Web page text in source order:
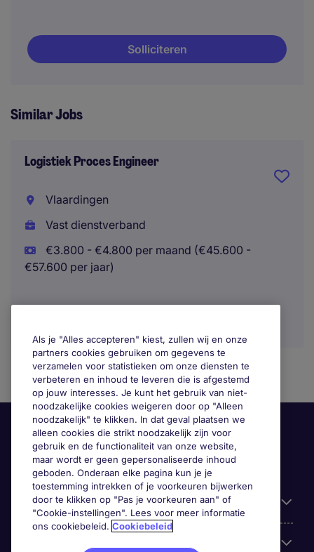
Solliciteren
Similar Jobs
Logistiek Proces Engineer
Vlaardingen
Vast dienstverband
€3.800 - €4.800 per maand (€45.600 -
€57.600 per jaar)
Handige informatie
Als je "Alles accepteren" kiest, zullen wij en onze
partners cookies gebruiken om gegevens te
verzamelen voor statistieken om onze diensten te
verbeteren en inhoud te leveren die is afgestemd
op jouw interesses. Je kunt het gebruik van niet-
noodzakelijke cookies weigeren door op "Alleen
noodzakelijk" te klikken. In dat geval plaatsen we
alleen cookies die strikt noodzakelijk zijn voor
gebruik en de functionaliteit van onze website,
maar wordt er geen gepersonaliseerde inhoud
geboden. Onderaan elke pagina kun je je
toestemming intrekken of je voorkeuren bijwerken
door te klikken op "Pas je voorkeuren aan" of
"Cookie-instellingen". Lees voor meer informatie
ons cookiebeleid. Cookiebeleid